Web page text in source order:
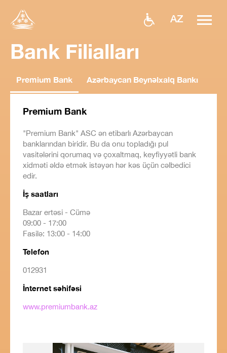
AZ
Bank Filialları
Premium Bank Azərbaycan Beynəlxalq Bankı
Premium Bank
"Premium Bank" ASC ən etibarlı Azərbaycan
banklarından biridir. Bu da onu topladığı pul
vasitələrini qorumaq və çoxaltmaq, keyfiyyətli bank
xidməti əldə etmək istəyən hər kəs üçün cəlbedici
edir.
İş saatları
Bazar ertəsi - Cümə
09:00 - 17:00
Fasilə: 13:00 - 14:00
Telefon
012931
İnternet səhifəsi
www.premiumbank.az